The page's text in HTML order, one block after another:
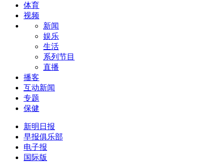
体育
视频
新闻
娱乐
生活
系列节目
直播
播客
互动新闻
专题
保健
新明日报
早报俱乐部
电子报
国际版